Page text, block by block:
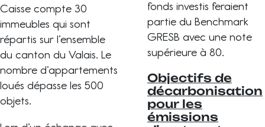
Caisse compte 30
immeubles qui sont
répartis sur l’ensemble
du canton du Valais. Le
nombre d’appartements
loués dépasse les 500
objets.
fonds investis feraient
partie du Benchmark
GRESB avec une note
supérieure à 80.
Objectifs de
décarbonisation
pour les
émissions